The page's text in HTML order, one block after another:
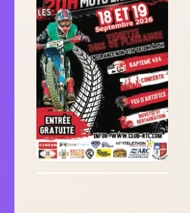
Consultez le dernier
magazine en ligne
Août2026